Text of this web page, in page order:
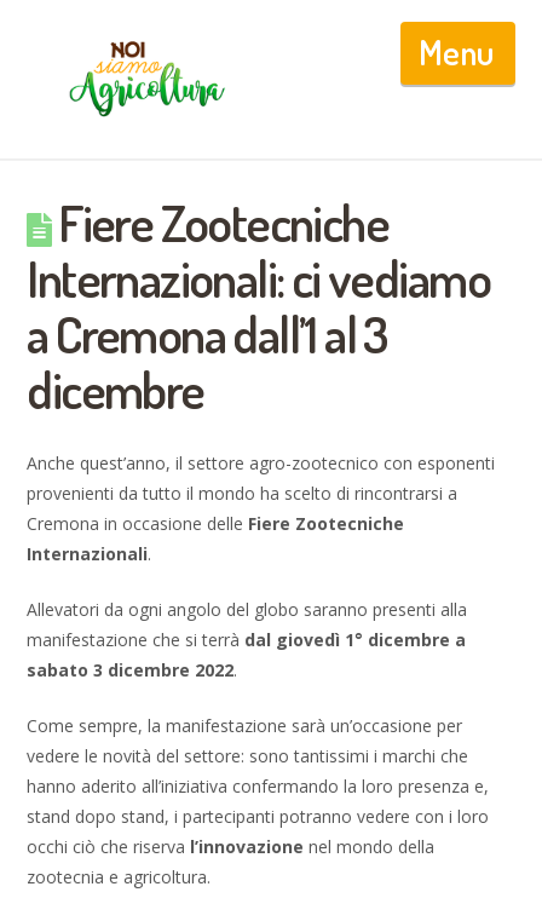
Fiere Zootecniche
Internazionali: ci vediamo
a Cremona dall’1 al 3
dicembre
Anche quest’anno, il settore agro-zootecnico con esponenti
provenienti da tutto il mondo ha scelto di rincontrarsi a
Cremona in occasione delle Fiere Zootecniche
Internazionali.
Allevatori da ogni angolo del globo saranno presenti alla
manifestazione che si terrà dal giovedì 1° dicembre a
sabato 3 dicembre 2022.
Come sempre, la manifestazione sarà un’occasione per
vedere le novità del settore: sono tantissimi i marchi che
hanno aderito all’iniziativa confermando la loro presenza e,
stand dopo stand, i partecipanti potranno vedere con i loro
occhi ciò che riserva l’innovazione nel mondo della
zootecnia e agricoltura.